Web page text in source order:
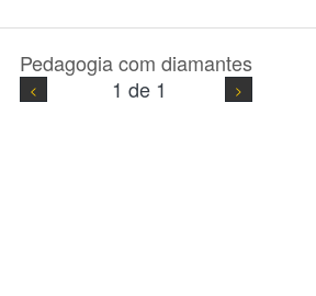
Pedagogia com diamantes
1 de 1